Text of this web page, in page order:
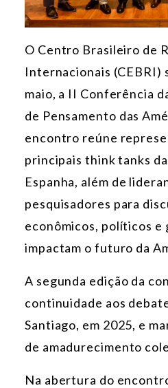
O Centro Brasileiro de
Internacionais (CEBRI)
maio, a II Conferência
de Pensamento das
encontro reúne
principais think tanks
Espanha, além de
pesquisadores para
econômicos, políticos e
impactam o futuro da
A segunda edição da
continuidade aos
Santiago, em 2025, e
de amadurecimento
Na abertura do